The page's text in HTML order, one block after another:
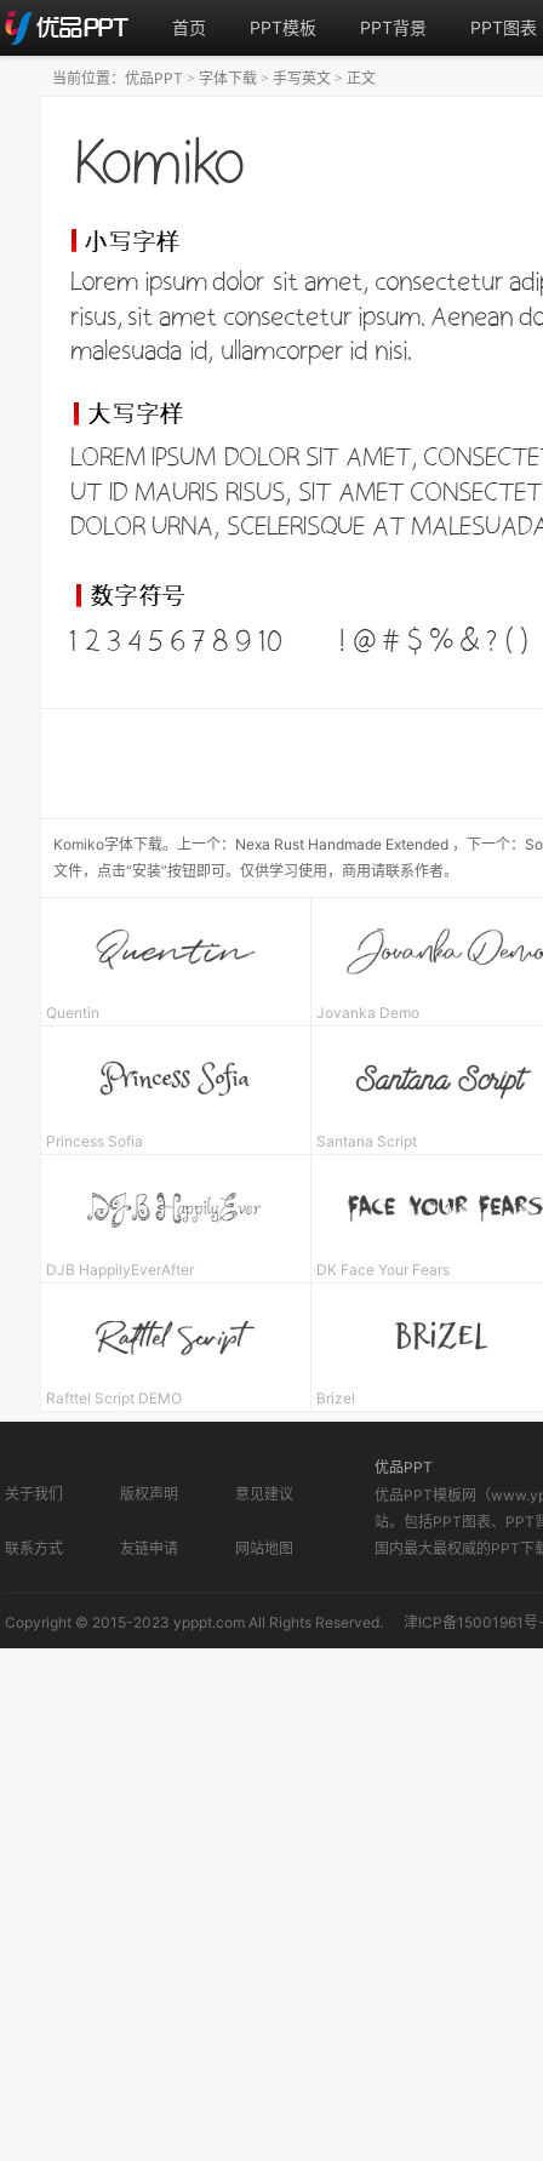
首页 PPT模板 PPT背景 PPT图表
Komiko字体下载。 上一个： Nexa Rust Handmade Extended ， 下一个：
文件，点击“安装”按钮即可。仅供学习使用，商用请联系作者。
当前位置： 优品PPT > 字体下载 > 手写英文 > 正文
Quentin Jovanka Demo
Princess Sofia Santana Script
DJB HappilyEverAfter DK Face Your Fears
Rafttel Script DEMO Brizel
关于我们 版权声明 意见建议
联系方式 友链申请 网站地图
优品PPT
优品PPT模板网（
站。包括PPT图表、PPT
国内最大最权威的PPT下
Copyright © 2015-2023 ypppt.com All Rights Reserved. 津ICP备15001961号